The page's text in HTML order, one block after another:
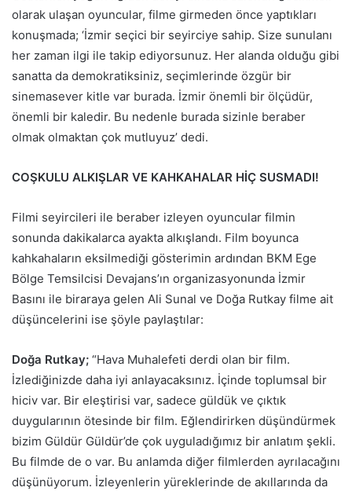
olarak ulaşan oyuncular, filme girmeden önce yaptıkları
konuşmada; ‘İzmir seçici bir seyirciye sahip. Size sunulanı
her zaman ilgi ile takip ediyorsunuz. Her alanda olduğu gibi
sanatta da demokratiksiniz, seçimlerinde özgür bir
sinemasever kitle var burada. İzmir önemli bir ölçüdür,
önemli bir kaledir. Bu nedenle burada sizinle beraber
olmak olmaktan çok mutluyuz’ dedi.
COŞKULU ALKIŞLAR VE KAHKAHALAR HİÇ SUSMADI!
Filmi seyircileri ile beraber izleyen oyuncular filmin
sonunda dakikalarca ayakta alkışlandı. Film boyunca
kahkahaların eksilmediği gösterimin ardından BKM Ege
Bölge Temsilcisi Devajans’ın organizasyonunda İzmir
Basını ile biraraya gelen Ali Sunal ve Doğa Rutkay filme ait
düşüncelerini ise şöyle paylaştılar:
Doğa Rutkay; “Hava Muhalefeti derdi olan bir film.
İzlediğinizde daha iyi anlayacaksınız. İçinde toplumsal bir
hiciv var. Bir eleştirisi var, sadece güldük ve çıktık
duygularının ötesinde bir film. Eğlendirirken düşündürmek
bizim Güldür Güldür’de çok uyguladığımız bir anlatım şekli.
Bu filmde de o var. Bu anlamda diğer filmlerden ayrılacağını
düşünüyorum. İzleyenlerin yüreklerinde de akıllarında da